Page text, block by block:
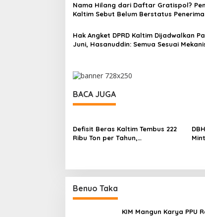
Nama Hilang dari Daftar Gratispol?
Kaltim Sebut Belum Berstatus Penerima
Hak Angket DPRD Kaltim Dijadwalkan
Juni, Hasanuddin: Semua Sesuai
BACA JUGA
Defisit Beras Kaltim Tembus 222
Ribu Ton per Tahun,
Benuo Taka
KIM Mangun Karya PPU